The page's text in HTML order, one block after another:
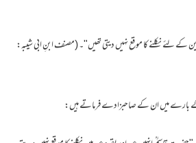
کے لئے نکلنے کا موقع نہیں دیتی تھیں"۔ (مصنف ابنِ ابی شیبہ:
بارے میں ان کے صاحبزادے فرماتے ہیں: